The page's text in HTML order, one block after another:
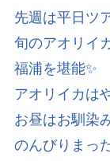
先週は平日ツ
旬のアオリイ
福浦を堪能✨
アオリイカは
お昼はお馴染
のんびりまっ